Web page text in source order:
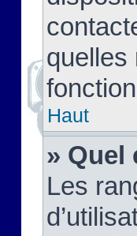
quelles
Haut
» Quel
Les